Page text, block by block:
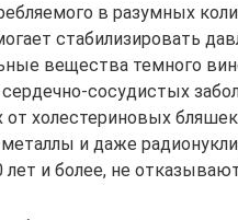
в разумных
стабилизировать
вещества темного
сосудистых
от холестериновых
и даже
и более, не